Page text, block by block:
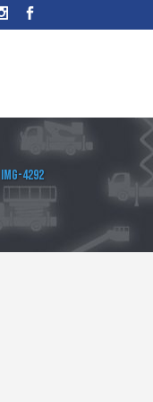
IMG-4292